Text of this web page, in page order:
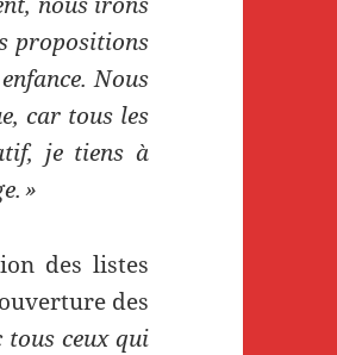
propositions
Nous
car tous les
je tiens à
»
des listes
des
tous ceux qui